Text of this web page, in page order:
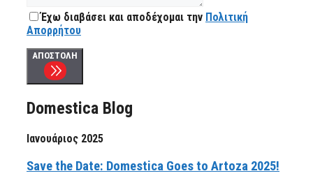
Έχω διαβάσει και αποδέχομαι την Πολιτική
Απορρήτου
ΑΠΟΣΤΟΛΗ
Domestica Blog
Ιανουάριος 2025
Save the Date: Domestica Goes to Artoza 2025!